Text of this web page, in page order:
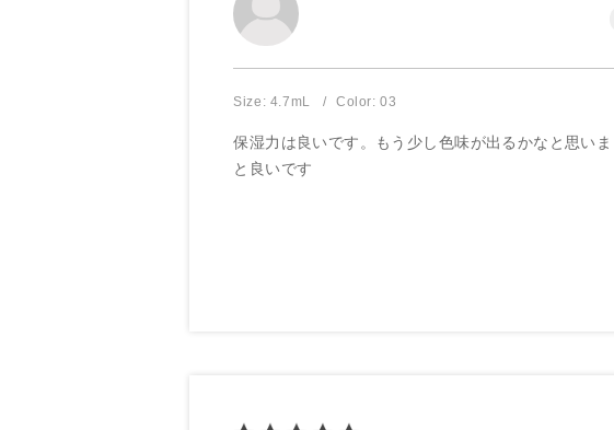
Size: 4.7mL Color: 03
保湿力は良いです。もう少し色味が出るかなと思い
と良いです